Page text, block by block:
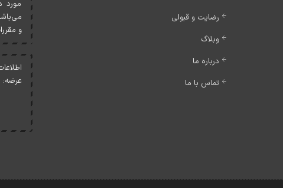
رضایت و قبولی
وبلاگ
درباره ما
تماس با ما
مورد
و
عرضه: